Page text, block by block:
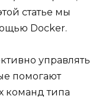
статье мы
Docker.
управлять
помогают
команд типа